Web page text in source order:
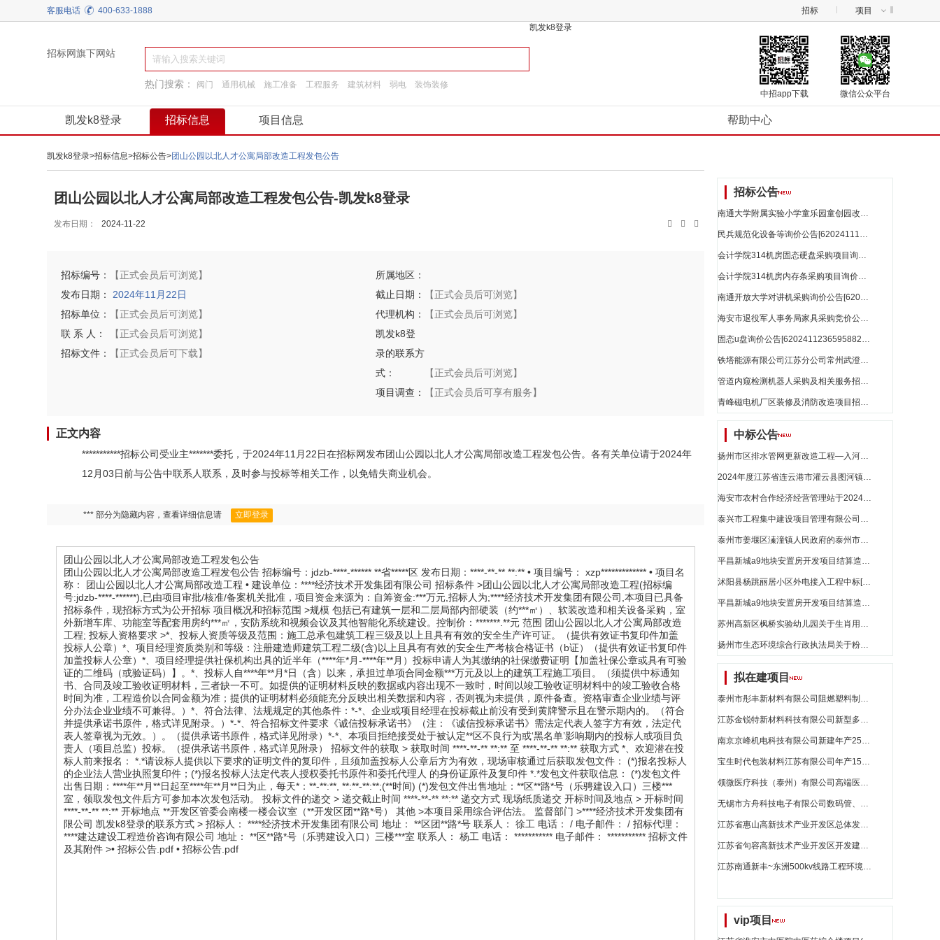
客服电话 400-633-1888 招标
项目
凯发k8登录
招标网旗下网站
热门搜索： 阀门 通用机械 施工准备 工程服务 建筑材料 弱电
装饰装修
微信公众平台
中招app下载
凯发k8登录 招标信息 项目信息 帮助中心
凯发k8登录>招标信息>招标公告>团山公园以北人才公寓局部改造工程发包公告
团山公园以北人才公寓局部改造工程发包公告-凯发k8登录
发布日期： 2024-11-22 


招标编号：
【正式会员后可浏览】
发布日期：
2024年11月22日
招标单位：
【正式会员后可浏览】
联 系 人：
【正式会员后可浏览】
招标文件：
【正式会员后可下载】
所属地区：
截止日期：
【正式会员后可浏览】
代理机构：
【正式会员后可浏览】
凯发k8登
录的联系方
式：
【正式会员后可浏览】
项目调查：
【正式会员后可享有服务】
正文内容
***********招标公司受业主*******委托，于2024年11月22日在招标网发布团山公园以北人才公寓局部改造工程发包公告。各有关单位请于2024年
12月03日前与公告中联系人联系，及时参与投标等相关工作，以免错失商业机会。
*** 部分为隐藏内容，查看详细信息请 立即登录
团山公园以北人才公寓局部改造工程发包公告
团山公园以北人才公寓局部改造工程发包公告 招标编号：jdzb-****-****** **省*****区 发布日期：****-**-** **:** • 项目编号： xzp************* • 项目名
称： 团山公园以北人才公寓局部改造工程 • 建设单位：****经济技术开发集团有限公司 招标条件 >团山公园以北人才公寓局部改造工程(招标编
号:jdzb-****-******),已由项目审批/核准/备案机关批准，项目资金来源为：自筹资金:***万元,招标人为;****经济技术开发集团有限公司,本项目已具备
招标条件，现招标方式为公开招标 项目概况和招标范围 >规模 包括已有建筑一层和二层局部内部硬装（约***㎡）、软装改造和相关设备采购，室
外新增车库、功能室等配套用房约***㎡，安防系统和视频会议及其他智能化系统建设。控制价：*******.**元 范围 团山公园以北人才公寓局部改造
工程; 投标人资格要求 >*、投标人资质等级及范围：施工总承包建筑工程三级及以上且具有有效的安全生产许可证。（提供有效证书复印件加盖
投标人公章）*、项目经理资质类别和等级：注册建造师建筑工程二级(含)以上且具有有效的安全生产考核合格证书（b证）（提供有效证书复印件
加盖投标人公章）*、项目经理提供社保机构出具的近半年（****年*月-****年**月）投标申请人为其缴纳的社保缴费证明【加盖社保公章或具有可验
证的二维码（或验证码）】。*、投标人自****年**月*日（含）以来，承担过单项合同金额***万元及以上的建筑工程施工项目。（须提供中标通知
书、合同及竣工验收证明材料，三者缺一不可。如提供的证明材料反映的数据或内容出现不一致时，时间以竣工验收证明材料中的竣工验收合格
时间为准，工程造价以合同金额为准；提供的证明材料必须能充分反映出相关数据和内容，否则视为未提供，原件备查。资格审查企业业绩与评
分办法企业业绩不可兼得。）*、符合法律、法规规定的其他条件：*-*、企业或项目经理在投标截止前没有受到黄牌警示且在警示期内的。（符合
并提供承诺书原件，格式详见附录。）*-*、符合招标文件要求《诚信投标承诺书》（注：《诚信投标承诺书》需法定代表人签字方有效，法定代
表人签章视为无效。）。（提供承诺书原件，格式详见附录）*-*、本项目拒绝接受处于被认定**区不良行为或‘黑名单’影响期内的投标人或项目负
责人（项目总监）投标。（提供承诺书原件，格式详见附录） 招标文件的获取 > 获取时间 ****-**-** **:** 至 ****-**-** **:** 获取方式 *、欢迎潜在投
标人前来报名： *.*请设标人提供以下要求的证明文件的复印件，且须加盖投标人公章后方为有效，现场审核通过后获取发包文件： (*)报名投标人
的企业法人营业执照复印件；(*)报名投标人法定代表人授权委托书原件和委托代理人 的身份证原件及复印件 *.*发包文件获取信息： (*)发包文件
出售日期：****年**月**日起至****年**月**日为止，每天*：**-**:**, **:**-**:**;(**时间) (*)发包文件出售地址：**区**路*号（乐骋建设入口）三楼***
室，领取发包文件后方可参加本次发包活动。 投标文件的递交 > 递交截止时间 ****-**-** **:** 递交方式 现场纸质递交 开标时间及地点 > 开标时间
****-**-** **:** 开标地点 **开发区管委会南楼一楼会议室（**开发区团**路*号） 其他 >本项目采用综合评估法。 监督部门 >****经济技术开发集团有
限公司 凯发k8登录的联系方式 > 招标人： ****经济技术开发集团有限公司 地址： **区团**路*号 联系人： 徐工 电话： / 电子邮件： / 招标代理：
****建达建设工程造价咨询有限公司 地址： **区**路*号（乐骋建设入口）三楼***室 联系人： 杨工 电话： *********** 电子邮件： *********** 招标文件
及其附件 >• 招标公告.pdf • 招标公告.pdf
招标公告
南通大学附属实验小学童乐园童创园改造项目_江苏省招标
民兵规范化设备等询价公告[62024111875946487]_江苏省招标
会计学院314机房固态硬盘采购项目询价公告[62024112348193287]_江苏省招标
会计学院314机房内存条采购项目询价公告[62024112313500953]_江苏省招标
南通开放大学对讲机采购询价公告[62024112353622156]_江苏省招标
海安市退役军人事务局家具采购竞价公告[62024112281031552]_江苏省招标
固态u盘询价公告[62024112365958822]_江苏省招标
铁塔能源有限公司江苏分公司常州武澄科技产业园储能集成型项目（第二次）比选公告_江苏省招标
管道内窥检测机器人采购及相关服务招标公告_江苏省招标
青峰磁电机厂区装修及消防改造项目招标公告[a3212021886000025001001]_江苏省招标
中标公告
扬州市区排水管网更新改造工程—入河雨水口截流井改造评标结果公示_江苏省招标
2024年度江苏省连云港市灌云县图河镇三舍片高标准农田建设改造提升项目(中央预算内)二标段中标结果公告_江苏省招标
海安市农村合作经济经营管理站于2024年11月25日成交一笔交易_江苏省招标
泰兴市工程集中建设项目管理有限公司的长征路（国庆路至大庆路）附属设施改造工程施工评标结果公示_江苏省招标
泰州市姜堰区溱潼镇人民政府的泰州市姜堰区溱湖湾宜居宜业和美乡村示范片区建设项目（洲南村道路建设）评标结果公示_江苏省招标
平昌新城a9地块安置房开发项目结算造价争议部分造价咨询服务_江苏省招标
沭阳县杨跳丽居小区外电接入工程中标[zbzb202411228091671]_江苏省招标
平昌新城a9地块安置房开发项目结算造价争议部分造价咨询服务中标候选人公示_江苏省招标
苏州高新区枫桥实验幼儿园关于生肖用品的网上商城采购项目成交公告[2201101000017112384]_江苏省招标
扬州市生态环境综合行政执法局关于粉盒的网上商城采购项目成交公告[2991101000017114168]_江苏省招标
拟在建项目
泰州市彤丰新材料有限公司阻燃塑料制品项目_江苏省招标
江苏金锐特新材料科技有限公司新型多晶相复合材料项目_江苏省招标
南京京峰机电科技有限公司新建年产250万件电动工具产品生产线项目环境影响报告表公示_江苏省招标
宝生时代包装材料江苏有限公司年产15万吨功能性聚酯(pet)包装材料项目验收后变动环境影响分析_江苏省招标
领微医疗科技（泰州）有限公司高端医疗器械生产制造项目_江苏省招标
无锡市方舟科技电子有限公司数码管、smt模块及smd模块扩建项目环境影响报告表公示_江苏省招标
江苏省惠山高新技术产业开发区总体发展规划环境影响评价第二次公示_江苏省招标
江苏省句容高新技术产业开发区开发建设规划（2024-2030）环境影响评价第一次公示_江苏省招标
江苏南通新丰~东洲500kv线路工程环境影响评价第二次公示_江苏省招标
vip项目